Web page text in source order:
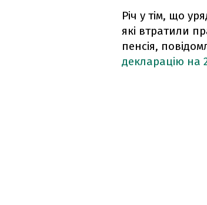
Річ у тім, що
які втратили
пенсія,
декларацію на